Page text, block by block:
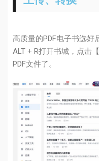
高质量的PDF电子书选好
ALT + R打开书城，点击
PDF文件了。